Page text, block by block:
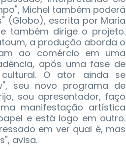
Michel também poderá
(Globo), escrita por Maria
também dirige o projeto.
a produção aborda o
ao comércio em uma
após uma fase de
O ator ainda se
seu novo programa de
sou apresentador, faço
manifestação artística
e está logo em outro.
em ver qual é, mas
avisa.